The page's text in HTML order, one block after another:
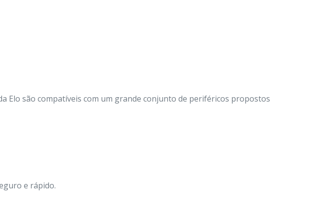
Elo são compatíveis com um grande conjunto de periféricos propostos
e rápido.